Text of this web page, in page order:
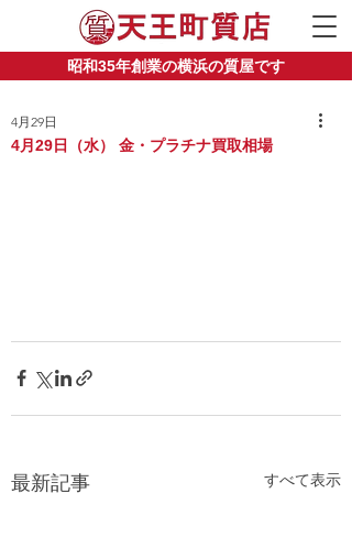
昭和35年創業の横浜の質屋です
4月29日（水） 金・プラチナ買取相場
4月29日
最新記事 すべて表示